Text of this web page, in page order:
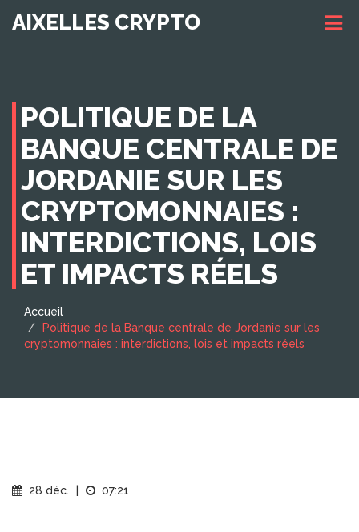
AIXELLES CRYPTO
POLITIQUE DE LA
BANQUE CENTRALE DE
JORDANIE SUR LES
CRYPTOMONNAIES :
INTERDICTIONS, LOIS
ET IMPACTS RÉELS
Accueil
Politique de la Banque centrale de Jordanie sur les
cryptomonnaies : interdictions, lois et impacts réels
28 déc. 07:21